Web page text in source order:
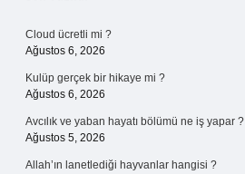
Cloud ücretli mi ?
Ağustos 6, 2026
Kulüp gerçek bir hikaye mi ?
Ağustos 6, 2026
Avcılık ve yaban hayatı bölümü ne iş yapar ?
Ağustos 5, 2026
Allah’ın lanetlediği hayvanlar hangisi ?